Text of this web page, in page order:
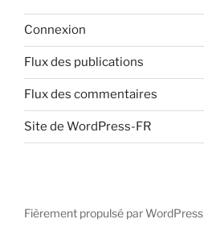
Connexion
Flux des publications
Flux des commentaires
Site de WordPress-FR
Fièrement propulsé par WordPress